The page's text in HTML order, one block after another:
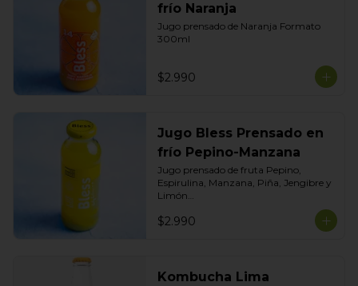
frío Naranja
Jugo prensado de Naranja Formato
300ml
$2.990
Jugo Bless Prensado en
frío Pepino-Manzana
Jugo prensado de fruta Pepino,
Espirulina, Manzana, Piña, Jengibre y
Limón
$2.990
Kombucha Lima